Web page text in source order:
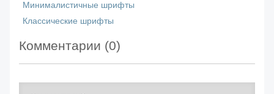
Минималистичные шрифты
Классические шрифты
Комментарии (0)